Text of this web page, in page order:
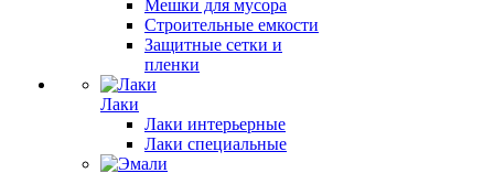
Мешки для мусора
Строительные емкости
Защитные сетки и
пленки
Лаки
Лаки интерьерные
Лаки специальные